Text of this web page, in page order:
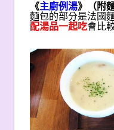
《主廚例湯》（附
麵包的部分是法國
配湯品一起吃會比